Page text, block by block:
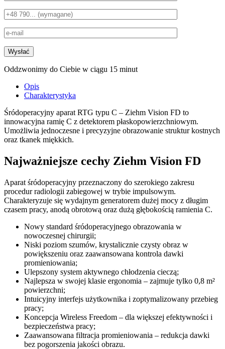
Oddzwonimy do Ciebie w ciągu 15 minut
Opis
Charakterystyka
Śródoperacyjny aparat RTG typu C – Ziehm Vision FD to
innowacyjna ramię C z detektorem płaskopowierzchniowym.
Umożliwia jednoczesne i precyzyjne obrazowanie struktur kostnych
oraz tkanek miękkich.
Najważniejsze cechy Ziehm Vision FD
Aparat śródoperacyjny przeznaczony do szerokiego zakresu
procedur radiologii zabiegowej w trybie impulsowym.
Charakteryzuje się wydajnym generatorem dużej mocy z długim
czasem pracy, anodą obrotową oraz dużą głębokością ramienia C.
Nowy standard śródoperacyjnego obrazowania w
nowoczesnej chirurgii;
Niski poziom szumów, krystalicznie czysty obraz w
powiększeniu oraz zaawansowana kontrola dawki
promieniowania;
Ulepszony system aktywnego chłodzenia cieczą;
Najlepsza w swojej klasie ergonomia – zajmuje tylko 0,8 m²
powierzchni;
Intuicyjny interfejs użytkownika i zoptymalizowany przebieg
pracy;
Koncepcja Wireless Freedom – dla większej efektywności i
bezpieczeństwa pracy;
Zaawansowana filtracja promieniowania – redukcja dawki
bez pogorszenia jakości obrazu.